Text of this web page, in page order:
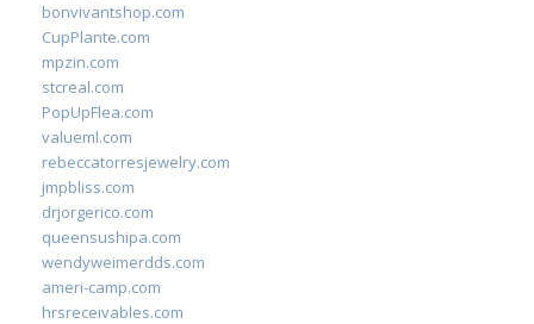
bonvivantshop.com
CupPlante.com
mpzin.com
stcreal.com
PopUpFlea.com
valueml.com
rebeccatorresjewelry.com
jmpbliss.com
drjorgerico.com
queensushipa.com
wendyweimerdds.com
ameri-camp.com
hrsreceivables.com